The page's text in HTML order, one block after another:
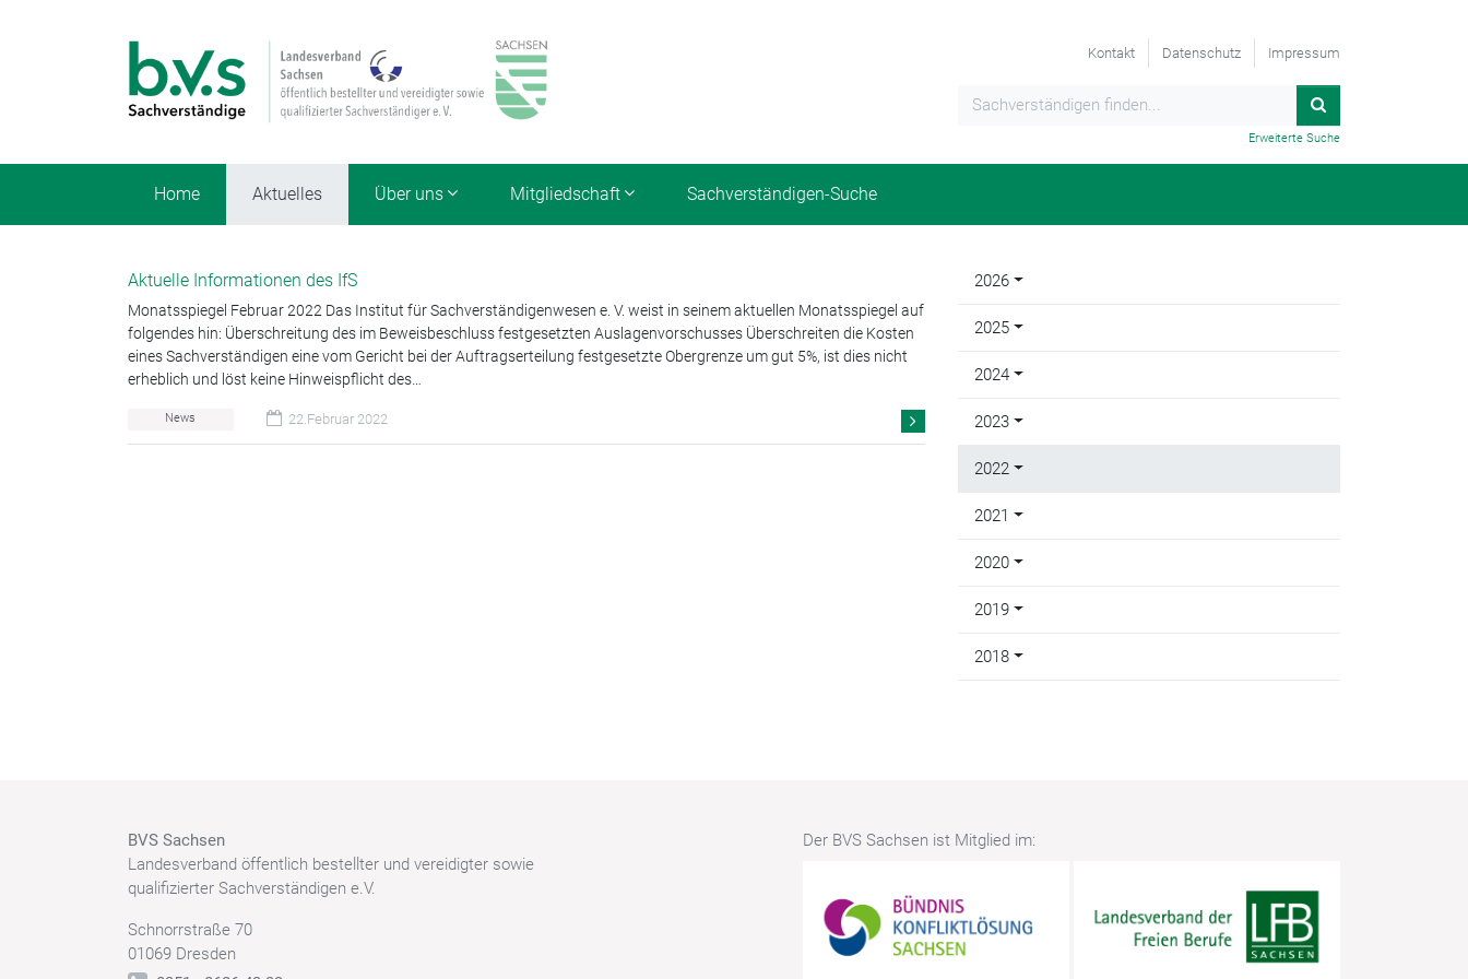
Kontakt Datenschutz Impressum
Erweiterte Suche
Home Aktuelles Über uns Mitgliedschaft Sachverständigen-Suche
Aktuelle Informationen des IfS
Monatsspiegel Februar 2022 Das Institut für Sachverständigenwesen e. V. weist in seinem aktuellen Monatsspiegel auf
folgendes hin: Überschreitung des im Beweisbeschluss festgesetzten Auslagenvorschusses Überschreiten die Kosten
eines Sachverständigen eine vom Gericht bei der Auftragserteilung festgesetzte Obergrenze um gut 5%, ist dies nicht
erheblich und löst keine Hinweispflicht des…
News 22.Februar 2022
2026
2025
2024
2023
2022
2021
2020
2019
2018
BVS Sachsen
Landesverband öffentlich bestellter und vereidigter sowie
qualifizierter Sachverständigen e.V.
Schnorrstraße 70
01069 Dresden
Der BVS Sachsen ist Mitglied im: